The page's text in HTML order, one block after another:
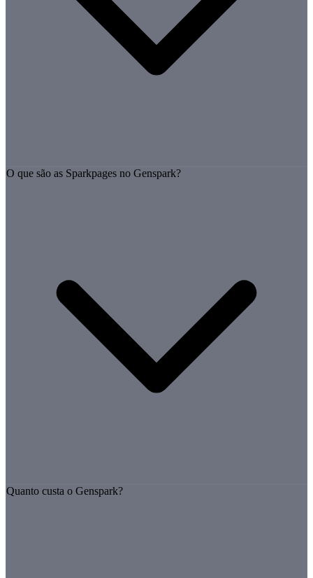
O que são as Sparkpages no Genspark?
Quanto custa o Genspark?